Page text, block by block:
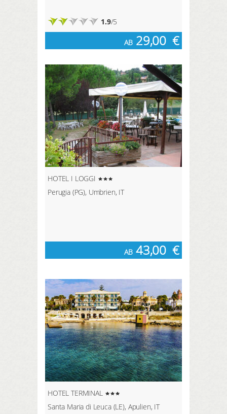
1.9/5
AB 29,00 €
HOTEL I LOGGI
Perugia (PG), Umbrien, IT
AB 43,00 €
HOTEL TERMINAL
Santa Maria di Leuca (LE), Apulien, IT